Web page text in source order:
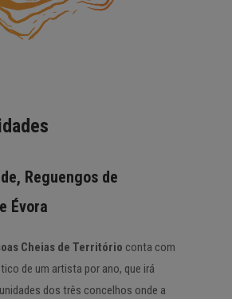
Reguengos de
Évora
Cheias de Território conta com
de um artista por ano, que irá
dos três concelhos onde a